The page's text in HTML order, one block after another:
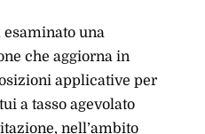
esaminato una
che aggiorna in
applicative per
a tasso agevolato
nell’ambito